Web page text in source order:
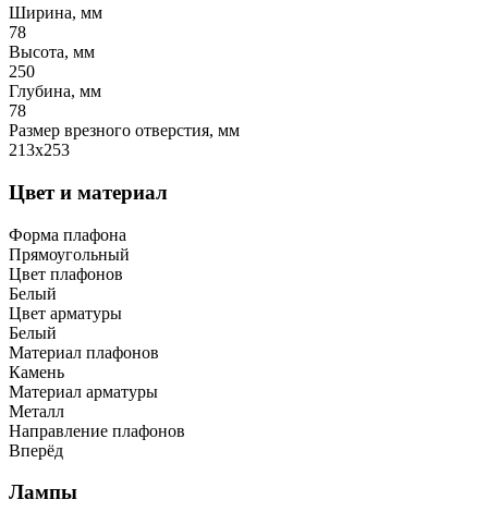
Ширина, мм
78
Высота, мм
250
Глубина, мм
78
Размер врезного отверстия, мм
213х253
Цвет и материал
Форма плафона
Прямоугольный
Цвет плафонов
Белый
Цвет арматуры
Белый
Материал плафонов
Камень
Материал арматуры
Металл
Направление плафонов
Вперёд
Лампы